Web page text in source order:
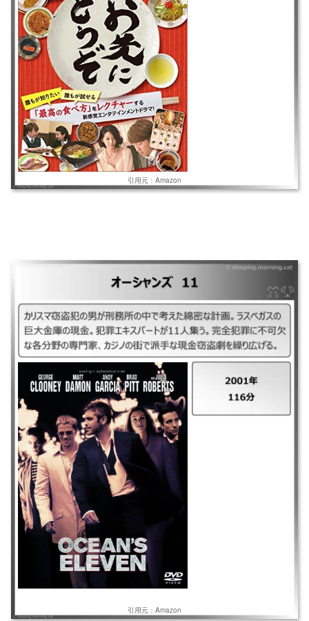
引用元：Amazon
引用元：Amazon
｜オーシャンズ11 ｜2001年 ｜116分 ｜カリスマ窃盗犯の男が刑務所の中
で考えた綿密な計画。ラスベガスの巨大金庫の現金。犯罪エキスパートが
11人集う。完全犯罪に不可欠な各分野の専門家、カジノの街で派手な現金
窃盗劇を繰り広げる。